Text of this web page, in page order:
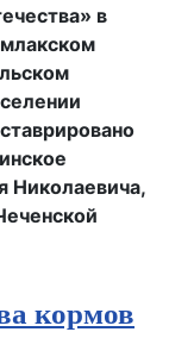
в
Николаевича,
кормов